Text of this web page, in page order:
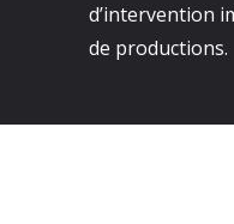
d’intervention
de productions.